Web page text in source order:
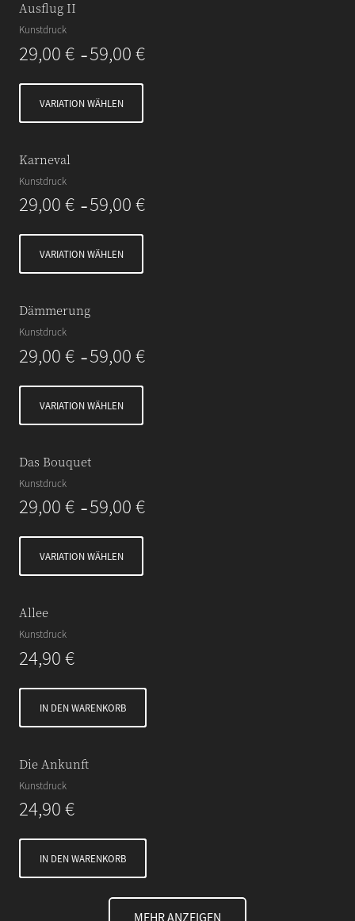
Ausflug II
Kunstdruck
29,00€ – 59,00€
VARIATION WÄHLEN
Karneval
Kunstdruck
29,00€ – 59,00€
VARIATION WÄHLEN
Dämmerung
Kunstdruck
29,00€ – 59,00€
VARIATION WÄHLEN
Das Bouquet
Kunstdruck
29,00€ – 59,00€
VARIATION WÄHLEN
Allee
Kunstdruck
24,90€
IN DEN WARENKORB
Die Ankunft
Kunstdruck
24,90€
IN DEN WARENKORB
MEHR ANZEIGEN